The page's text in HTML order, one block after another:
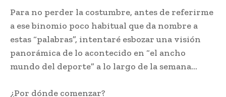
Para no perder la costumbre, antes de referirme
a ese binomio poco habitual que da nombre a
estas “palabras”, intentaré esbozar una visión
panorámica de lo acontecido en “el ancho
mundo del deporte” a lo largo de la semana…
¿Por dónde comenzar?